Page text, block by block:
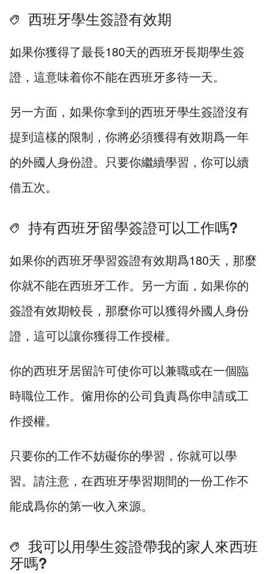
西班牙學生簽證有效期
如果你獲得了最長180天的西班牙長期學生簽
證，這意味着你不能在西班牙多待一天。
另一方面，如果你拿到的西班牙學生簽證沒有
提到這樣的限制，你將必須獲得有效期爲一年
的外國人身份證。只要你繼續學習，你可以續
借五次。
持有西班牙留學簽證可以工作嗎?
如果你的西班牙學習簽證有效期爲180天，那麼
你就不能在西班牙工作。另一方面，如果你的
簽證有效期較長，那麼你可以獲得外國人身份
證，這可以讓你獲得工作授權。
你的西班牙居留許可使你可以兼職或在一個臨
時職位工作。僱用你的公司負責爲你申請或工
作授權。
只要你的工作不妨礙你的學習，你就可以學
習。請注意，在西班牙學習期間的一份工作不
能成爲你的第一收入來源。
我可以用學生簽證帶我的家人來西班
牙嗎?